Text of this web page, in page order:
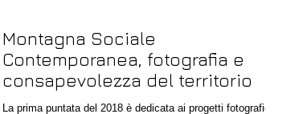
Montagna Sociale
Contemporanea, fotografia e
consapevolezza del territorio
La prima puntata del 2018 è dedicata ai progetti fotografici